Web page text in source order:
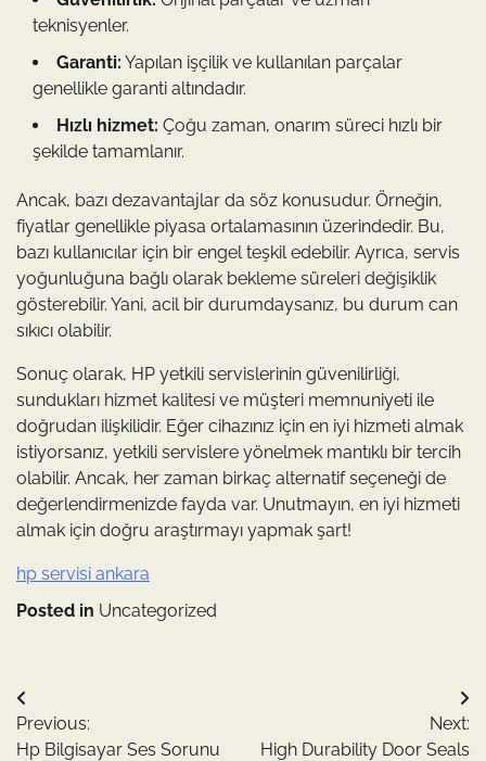
teknisyenler.
Garanti: Yapılan işçilik ve kullanılan parçalar
genellikle garanti altındadır.
Hızlı hizmet: Çoğu zaman, onarım süreci hızlı bir
şekilde tamamlanır.
Ancak, bazı dezavantajlar da söz konusudur. Örneğin,
fiyatlar genellikle piyasa ortalamasının üzerindedir. Bu,
bazı kullanıcılar için bir engel teşkil edebilir. Ayrıca, servis
yoğunluğuna bağlı olarak bekleme süreleri değişiklik
gösterebilir. Yani, acil bir durumdaysanız, bu durum can
sıkıcı olabilir.
Sonuç olarak, HP yetkili servislerinin güvenilirliği,
sundukları hizmet kalitesi ve müşteri memnuniyeti ile
doğrudan ilişkilidir. Eğer cihazınız için en iyi hizmeti almak
istiyorsanız, yetkili servislere yönelmek mantıklı bir tercih
olabilir. Ancak, her zaman birkaç alternatif seçeneği de
değerlendirmenizde fayda var. Unutmayın, en iyi hizmeti
almak için doğru araştırmayı yapmak şart!
hp servisi ankara
Posted in Uncategorized
Yazı
gezinmesi
Previous:
Hp Bilgisayar Ses Sorunu
Next:
High Durability Door Seals